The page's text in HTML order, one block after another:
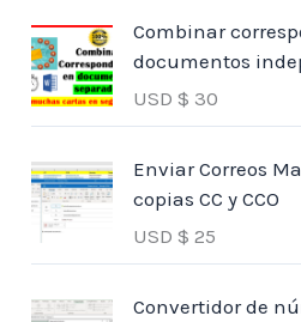
Combinar
documentos
USD $ 30
Enviar Correos
copias CC y CCO
USD $ 25
Convertidor de